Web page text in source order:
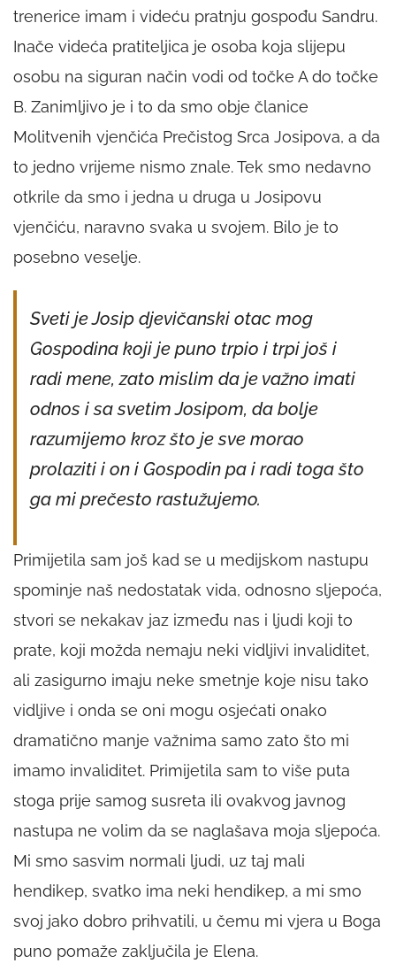
trenerice imam i videću pratnju gospođu Sandru.
Inače videća pratiteljica je osoba koja slijepu
osobu na siguran način vodi od točke A do točke
B. Zanimljivo je i to da smo obje članice
Molitvenih vjenčića Prečistog Srca Josipova, a da
to jedno vrijeme nismo znale. Tek smo nedavno
otkrile da smo i jedna u druga u Josipovu
vjenčiću, naravno svaka u svojem. Bilo je to
posebno veselje.
Sveti je Josip djevičanski otac mog
Gospodina koji je puno trpio i trpi još i
radi mene, zato mislim da je važno imati
odnos i sa svetim Josipom, da bolje
razumijemo kroz što je sve morao
prolaziti i on i Gospodin pa i radi toga što
ga mi prečesto rastužujemo.
Primijetila sam još kad se u medijskom nastupu
spominje naš nedostatak vida, odnosno sljepoća,
stvori se nekakav jaz između nas i ljudi koji to
prate, koji možda nemaju neki vidljivi invaliditet,
ali zasigurno imaju neke smetnje koje nisu tako
vidljive i onda se oni mogu osjećati onako
dramatično manje važnima samo zato što mi
imamo invaliditet. Primijetila sam to više puta
stoga prije samog susreta ili ovakvog javnog
nastupa ne volim da se naglašava moja sljepoća.
Mi smo sasvim normali ljudi, uz taj mali
hendikep, svatko ima neki hendikep, a mi smo
svoj jako dobro prihvatili, u čemu mi vjera u Boga
puno pomaže zaključila je Elena.